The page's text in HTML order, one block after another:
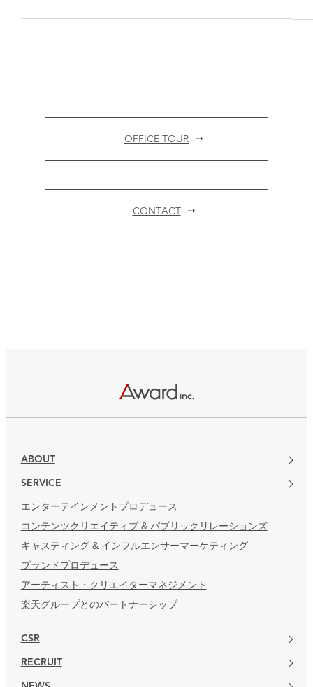
OFFICE TOUR
CONTACT
ABOUT
SERVICE
エンターテインメントプロデュース
コンテンツクリエイティブ & パブリックリレーションズ
キャスティング & インフルエンサーマーケティング
ブランドプロデュース
アーティスト・クリエイターマネジメント
楽天グループとのパートナーシップ
CSR
RECRUIT